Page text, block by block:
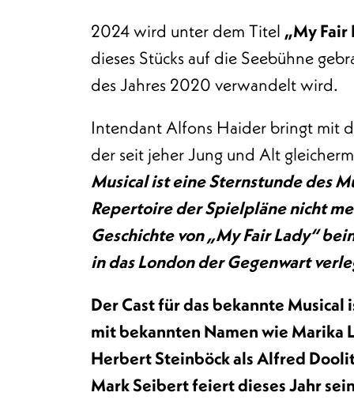
2024 wird unter dem Titel „My Fair
dieses Stücks auf die Seebühne
des Jahres 2020 verwandelt wird.
Intendant Alfons Haider bringt mit
der seit jeher Jung und Alt
Musical ist eine Sternstunde des
Repertoire der Spielpläne nicht
Geschichte von „My Fair Lady“
in das London der Gegenwart
Der Cast für das bekannte
mit bekannten Namen wie Marika
Herbert Steinböck als Alfred
Mark Seibert feiert dieses Jahr